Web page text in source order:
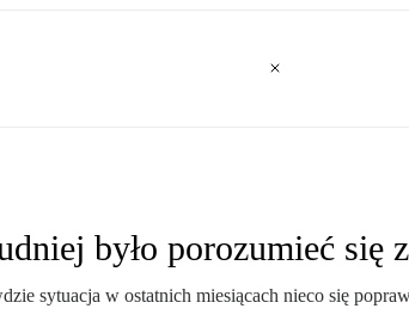
było porozumieć się
sytuacja w ostatnich miesiącach nieco się